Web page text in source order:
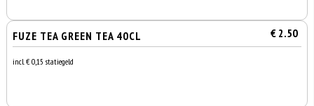
FUZE TEA GREEN TEA 40CL € 2.50
incl. € 0,15 statiegeld